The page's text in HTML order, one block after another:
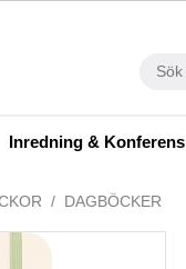
Inredning & Konferens
DAGBÖCKER